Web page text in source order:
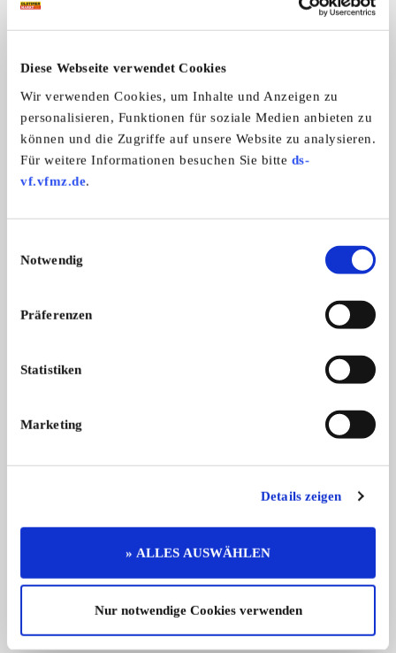
Diese Webseite verwendet Cookies
Wir verwenden Cookies, um Inhalte und Anzeigen zu
personalisieren, Funktionen für soziale Medien anbieten zu
können und die Zugriffe auf unsere Website zu analysieren.
Für weitere Informationen besuchen Sie bitte ds-
vf.vfmz.de.
Notwendig
Präferenzen
Statistiken
Marketing
Details zeigen
» ALLES AUSWÄHLEN
Nur notwendige Cookies verwenden
Victoria KR26 Aero
Victoria Kr 26 Aero, 250 ccm, Bj. 19 ...
BMW K100
BMW K100,
Das könnte Sie auch interessieren
mit ...
9.500,- €
Verkaufe
Typ K ...